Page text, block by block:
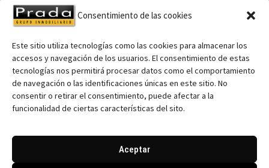
Consentimiento de las cookies
Este sitio utiliza tecnologías como las cookies para almacenar los
accesos y navegación de los usuarios. El consentimiento de estas
tecnologías nos permitirá procesar datos como el comportamiento
de navegación o las identificaciones únicas en este sitio. No
consentir o retirar el consentimiento, puede afectar a la
funcionalidad de ciertas características del sito.
Aceptar